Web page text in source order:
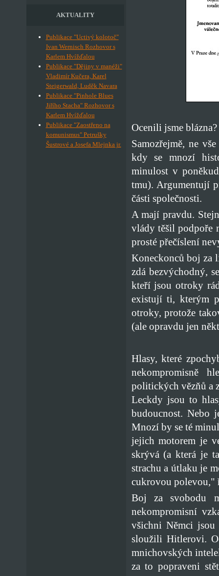
AKTUALITY
Publikace "Uctivý kolotoč"
Ivan Wernisch Rozhovor s
Karlem Hvížďalou
Publikace "Dějiny v manéži"
Vladimír Kučera, Karel
Steigerwald, Luděk Navara
Publikace "Pinhole Blues
Jiřího Stacha" Rozhovor s
Karlem Hvížďalou
Publikace "Zaostřeno na
komunismus" Petrušky
Šustrové a Josefa Mlejnka jr.
Ocenili jsme
Samozřejmě, ne
kdy se mnozí
minulost v
tmu). Argumentují
části společnosti.
A mají pravdu.
vlády těšil podpoře
prosté přečíslení
Koneckonců boj za
zdá bezvýchodný,
kteří jsou otroky
existují ti, kterým
otroky, protože
(ale opravdu jen
Hlasy, které
nekompromisně
politických vězňů a
Leckdy jsou to
budoucnost. Nebo
Mnozí by se té
jejich motorem je
skrývá (a která je
strachu a útlaku je
cukrovou polevou,"
Boj za svobodu
nekompromisní
všichni Němci
sloužili Hitlerovi.
mnichovských
za to popraveni